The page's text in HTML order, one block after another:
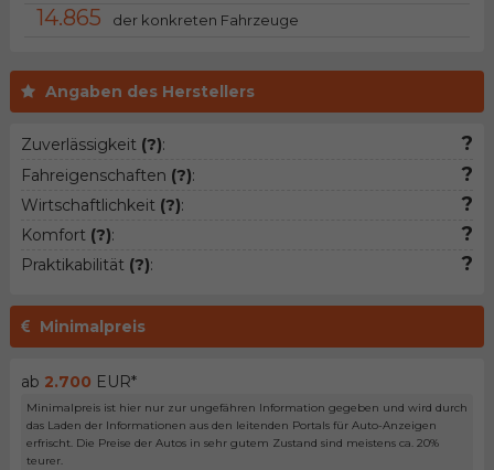
Angaben des Herstellers
Zuverlässigkeit (?): ?
Fahreigenschaften (?): ?
Wirtschaftlichkeit (?): ?
Komfort (?): ?
Praktikabilität (?): ?
Minimalpreis
ab 2.700 EUR*
Minimalpreis ist hier nur zur ungefähren Information gegeben und wird durch
das Laden der Informationen aus den leitenden Portals für Auto-Anzeigen
erfrischt. Die Preise der Autos in sehr gutem Zustand sind meistens ca. 20%
teurer.
14.865 der konkreten Fahrzeuge